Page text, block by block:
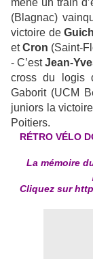
mené un train
(Blagnac)
victoire de
etCron (Saint-
- C’estJean-
cross du logis
Gaborit (UCM
juniors la
Poitiers.
RÉTRO VÉLO
La mémoire
Cliquez sur